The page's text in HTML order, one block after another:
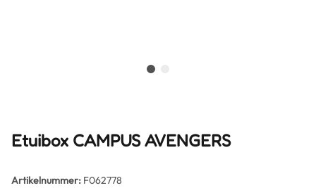
Etuibox CAMPUS AVENGERS
Artikelnummer: F062778